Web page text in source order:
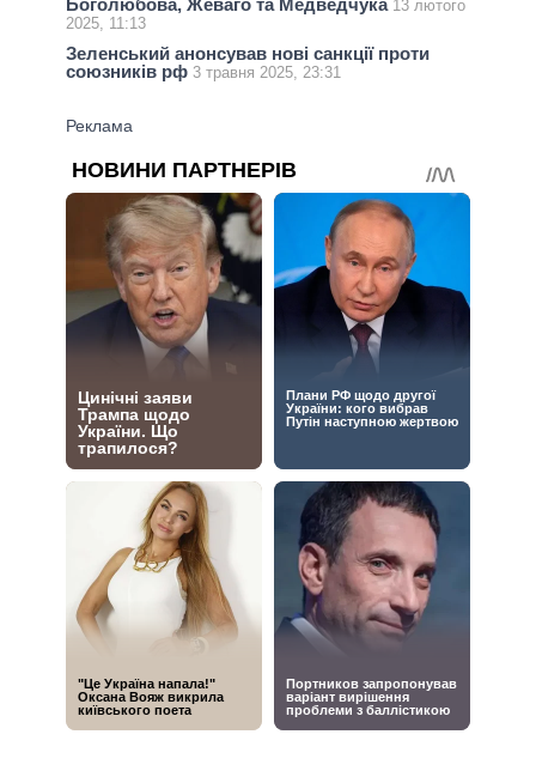
13 лютого
2025, 11:13
Зеленський анонсував нові санкції проти
союзників рф 3 травня 2025, 23:31